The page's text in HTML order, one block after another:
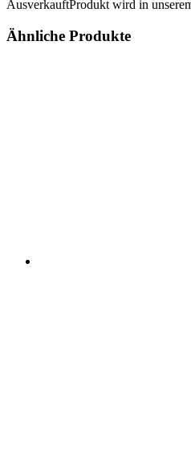
AusverkauftProdukt wird in
Ähnliche Produkte